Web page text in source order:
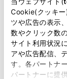
Cookie(クッキー
ツや広告の表示
数やクリック数
サイト利用状況
アや広告配信、
す。各パートナ
パートナーに提
2：その
IP電話
はイン
い合わ